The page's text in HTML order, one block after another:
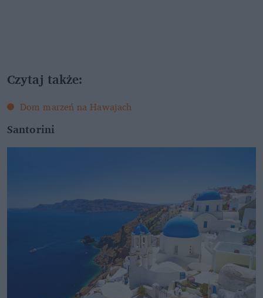
Czytaj także:
Dom marzeń na Hawajach
Santorini